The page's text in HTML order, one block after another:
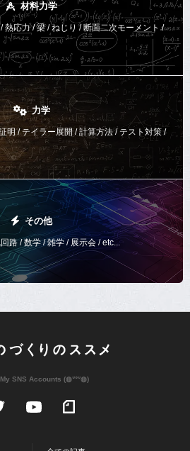
材料力学
熱応力 / 梁 / ねじり / 断面二次モーメント /
力学
明 / テイラー展開 / 計算方法 /テスト対策 /
その他
路 / 数学 / 雑学 / 展示会 / etc...
SNS Accounts (◍ᐡᐤᐡ◍)